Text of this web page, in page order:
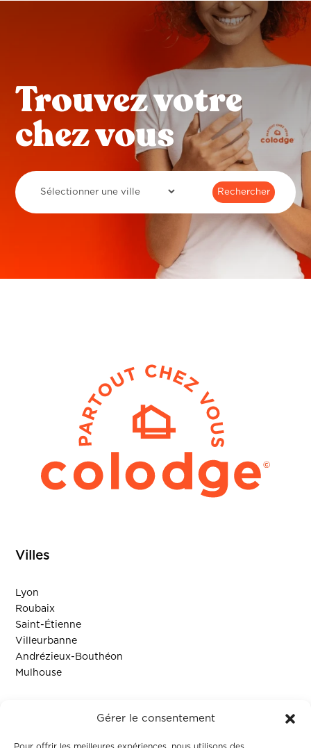
Gérer le consentement
Trouvez votre
chez vous
Villes
Lyon
Roubaix
Saint-Étienne
Villeurbanne
Andrézieux-Bouthéon
Mulhouse